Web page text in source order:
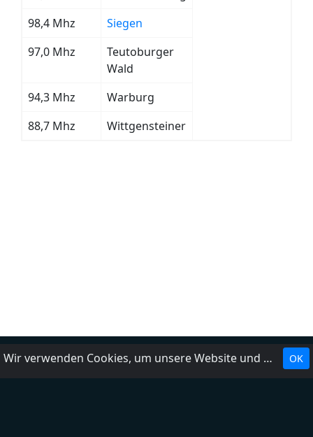
98,4 Mhz
Siegen
97,0 Mhz
Teutoburger
Wald
94,3 Mhz
Warburg
88,7 Mhz
Wittgensteiner
Landesrundfunkanstalten
Wir verwenden Cookies, um unsere Website und unseren Service zu optimieren. OK